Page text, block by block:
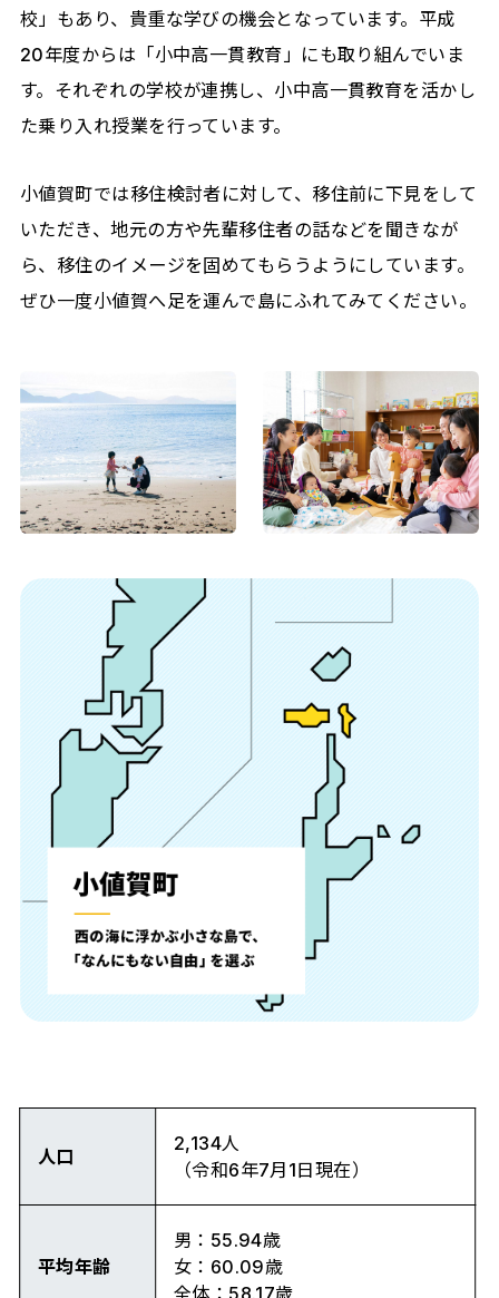
校」もあり、貴重な学びの機会となっています。平成
20年度からは「小中高一貫教育」にも取り組んでいま
す。それぞれの学校が連携し、小中高一貫教育を活かし
た乗り入れ授業を行っています。
小値賀町では移住検討者に対して、移住前に下見をして
いただき、地元の方や先輩移住者の話などを聞きなが
ら、移住のイメージを固めてもらうようにしています。
ぜひ一度小値賀へ足を運んで島にふれてみてください。
人口
2,134人
（令和6年7月1日現在）
平均年齢
男：55.94歳
女：60.09歳
全体：58.17歳